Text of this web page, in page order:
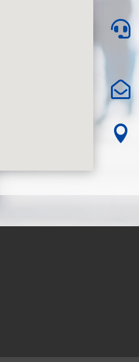


